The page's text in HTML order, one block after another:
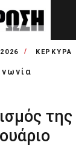
ΚΕΡΚΥΡΑ
της